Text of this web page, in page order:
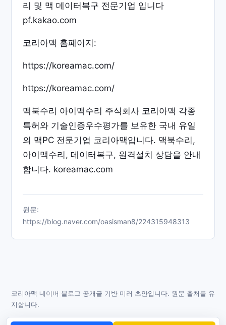
리 및 맥 데이터복구 전문기업 입니다
pf.kakao.com
코리아맥 홈페이지:
https://koreamac.com/
https://koreamac.com/
맥북수리 아이맥수리 주식회사 코리아맥 각종
특허와 기술인증우수평가를 보유한 국내 유일
의 맥PC 전문기업 코리아맥입니다. 맥북수리,
아이맥수리, 데이터복구, 원격설치 상담을 안내
합니다. koreamac.com
원문:
https://blog.naver.com/oasisman8/224315948313
코리아맥 네이버 블로그 공개글 기반 미러 초안입니다. 원문 출처를 유
지합니다.